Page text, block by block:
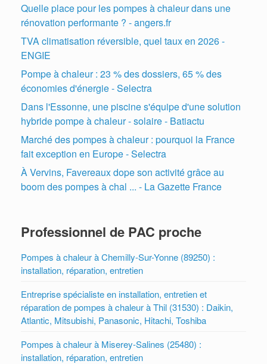
Quelle place pour les pompes à chaleur dans une
rénovation performante ? - angers.fr
TVA climatisation réversible, quel taux en 2026 -
ENGIE
Pompe à chaleur : 23 % des dossiers, 65 % des
économies d'énergie - Selectra
Dans l'Essonne, une piscine s'équipe d'une solution
hybride pompe à chaleur - solaire - Batiactu
Marché des pompes à chaleur : pourquoi la France
fait exception en Europe - Selectra
À Vervins, Favereaux dope son activité grâce au
boom des pompes à chal ... - La Gazette France
Professionnel de PAC proche
Pompes à chaleur à Chemilly-Sur-Yonne (89250) :
installation, réparation, entretien
Entreprise spécialiste en installation, entretien et
réparation de pompes à chaleur à Thil (31530) : Daikin,
Atlantic, Mitsubishi, Panasonic, Hitachi, Toshiba
Pompes à chaleur à Miserey-Salines (25480) :
installation, réparation, entretien